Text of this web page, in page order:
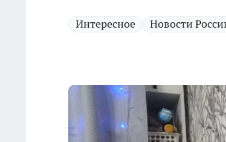
Интересное Новости